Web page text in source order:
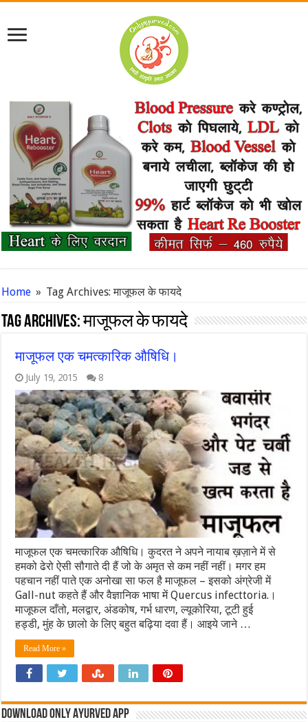
Home » Tag Archives: माजूफल के फायदे
Tag Archives:माजूफल के फायदे
माजूफल एक चमत्कारिक औषिधि।
July 19, 2015 8
माजूफल एक चमत्कारिक औषिधि। कुदरत ने अपने नायाब ख़ज़ाने में से
हमको ढेरो ऐसी सौगाते दी हैं जो के अमृत से कम नहीं नहीं। मगर हम
पहचान नहीं पाते एक अनोखा सा फल है माजूफल – इसको अंग्रेजी में
Gall-nut कहते हैं और वैज्ञानिक भाषा में Quercus infecttoria.।
माजूफल दाँतो, मलद्वार, अंडकोष, गर्भ धारण, ल्यूकोरिया, टूटी हुई
हड्डी, मुंह के छालो के लिए बहुत बढ़िया दवा हैं। आइये जाने …
Read More »
Download Only Ayurved App